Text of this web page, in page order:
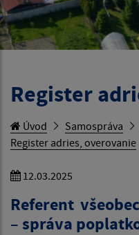
Register
Úvod Samospráva
Register adries, overovanie
12.03.2025
Referent
– správa